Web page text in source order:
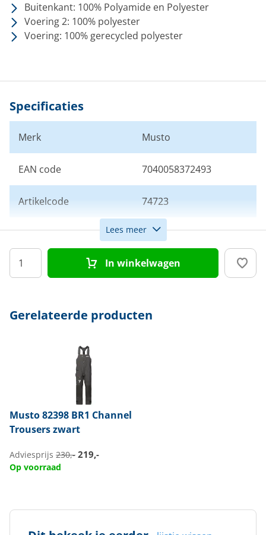
Buitenkant: 100% Polyamide en Polyester
Voering 2: 100% polyester
Voering: 100% gerecycled polyester
Specificaties
Merk Musto
EAN code 7040058372493
Artikelcode 74723
Maat S
Kleur Blauw
Lees meer
In winkelwagen
Gerelateerde producten
Musto82398 BR1 Channel
Trousers zwart
Adviesprijs 230,- 219,-
Op voorraad